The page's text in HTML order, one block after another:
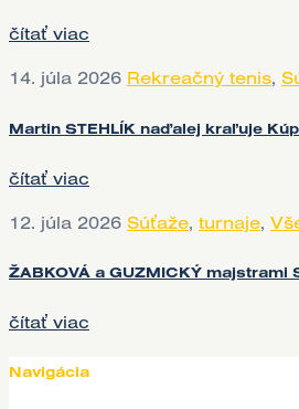
čítať viac
14. júla 2026 Rekreačný tenis,
Martin STEHLÍK naďalej kraľuje
čítať viac
12. júla 2026 Súťaže, turnaje,
ŽABKOVÁ a GUZMICKÝ
čítať viac
Navigácia